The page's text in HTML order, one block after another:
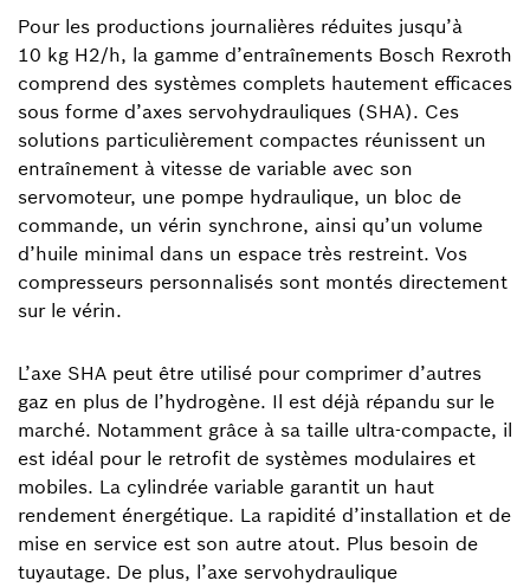
Pour les productions journalières réduites jusqu’à
10 kg H2/h, la gamme d’entraînements Bosch Rexroth
comprend des systèmes complets hautement efficaces
sous forme d’axes servohydrauliques (SHA). Ces
solutions particulièrement compactes réunissent un
entraînement à vitesse de variable avec son
servomoteur, une pompe hydraulique, un bloc de
commande, un vérin synchrone, ainsi qu’un volume
d’huile minimal dans un espace très restreint. Vos
compresseurs personnalisés sont montés directement
sur le vérin.
L’axe SHA peut être utilisé pour comprimer d’autres
gaz en plus de l’hydrogène. Il est déjà répandu sur le
marché. Notamment grâce à sa taille ultra-compacte, il
est idéal pour le retrofit de systèmes modulaires et
mobiles. La cylindrée variable garantit un haut
rendement énergétique. La rapidité d’installation et de
mise en service est son autre atout. Plus besoin de
tuyautage. De plus, l’axe servohydraulique